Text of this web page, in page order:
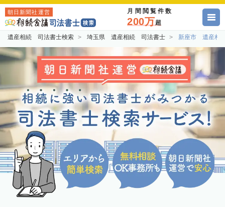
朝日新聞社運営 月間閲覧件数
200万超
遺産相続 司法書士検索 埼玉県 遺産相続 司法書士 新座市 遺産相